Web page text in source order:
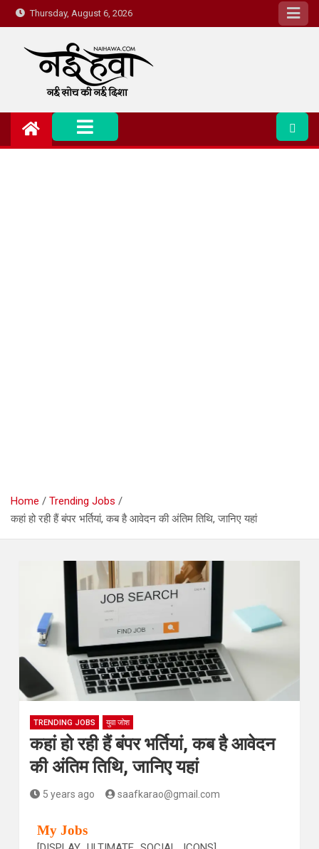
Thursday, August 6, 2026
Nai Hawa
Home
Trending Jobs
कहां हो रही हैं बंपर भर्तियां, कब है आवेदन की अंतिम तिथि, जानिए यहां
TRENDING JOBS युवा जोश
कहां हो रही हैं बंपर भर्तियां, कब है आवेदन
की अंतिम तिथि, जानिए यहां
5 years ago saafkarao@gmail.com
My Jobs